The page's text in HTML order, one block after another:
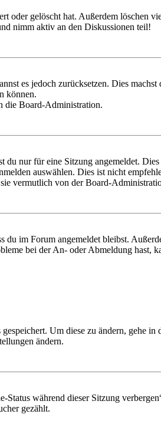
oder gelöscht hat. Außerdem löschen
nimm aktiv an den Diskussionen teil!
es jedoch zurücksetzen. Dies
können.
die Board-Administration.
nur für eine Sitzung angemeldet.
auswählen. Dies ist nicht
vermutlich von der Board-
im Forum angemeldet bleibst.
bei der An- oder Abmeldung hast,
Um diese zu ändern, gehe
ändern.
während dieser Sitzung
gezählt.